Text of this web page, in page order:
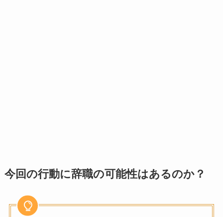
今回の行動に辞職の可能性はあるのか？